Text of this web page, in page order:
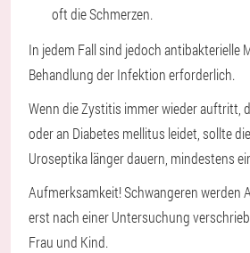
oft die Schmerzen.
In jedem Fall sind jedoch antibakterielle
Behandlung der Infektion erforderlich.
Wenn die Zystitis immer wieder auftritt,
oder an Diabetes mellitus leidet, sollte
Uroseptika länger dauern, mindestens
Aufmerksamkeit!Schwangeren werden
erst nach einer Untersuchung
Frau und Kind.